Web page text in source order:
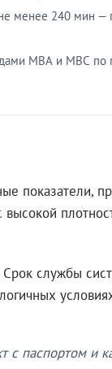
менее 240 мин —
МВА и МВС по
показатели,
службы
паспортом и